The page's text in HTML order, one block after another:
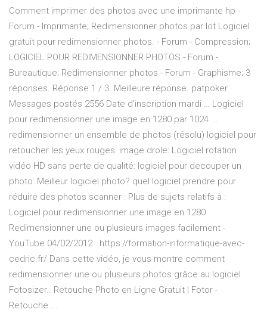
Comment imprimer des photos avec une imprimante hp -
Forum - Imprimante; Redimensionner photos par lot Logiciel
gratuit pour redimensionner photos. - Forum - Compression;
LOGICIEL POUR REDIMENSIONNER PHOTOS - Forum -
Bureautique; Redimensionner photos - Forum - Graphisme; 3
réponses. Réponse 1 / 3. Meilleure réponse. patpoker
Messages postés 2556 Date d'inscription mardi … Logiciel
pour redimensionner une image en 1280 par 1024 ...
redimensionner un ensemble de photos (résolu) logiciel pour
retoucher les yeux rouges: image drole: Logiciel rotation
vidéo HD sans perte de qualité: logiciel pour decouper un
photo: Meilleur logiciel photo? quel logiciel prendre pour
réduire des photos scanner : Plus de sujets relatifs à :
Logiciel pour redimensionner une image en 1280
Redimensionner une ou plusieurs images facilement -
YouTube 04/02/2012 · https://formation-informatique-avec-
cedric.fr/ Dans cette vidéo, je vous montre comment
redimensionner une ou plusieurs photos grâce au logiciel
Fotosizer.. Retouche Photo en Ligne Gratuit | Fotor -
Retouche ...